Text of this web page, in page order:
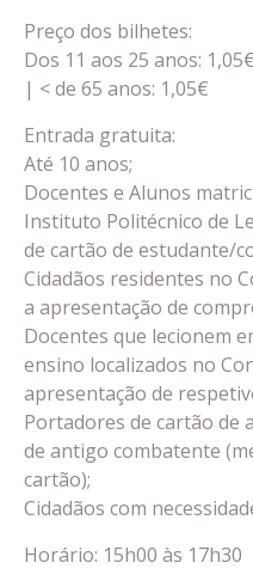
Preço dos bilhetes:
Dos 11 aos 25 anos:
| < de 65 anos: 1,05€
Entrada gratuita:
Até 10 anos;
Docentes e Alunos
Instituto Politécnico de
de cartão de estudante/
Cidadãos residentes no
a apresentação de
Docentes que lecionem
ensino localizados no
apresentação de
Portadores de cartão de
de antigo combatente
cartão);
Cidadãos com
Horário: 15h00 às 17h30